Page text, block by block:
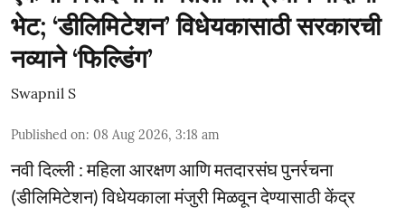
भेट; ‘डीलिमिटेशन’ विधेयकासाठी सरकारची
नव्याने ‘फिल्डिंग’
Swapnil S
Published on: 08 Aug 2026, 3:18 am
नवी दिल्ली : महिला आरक्षण आणि मतदारसंघ पुनर्रचना
(डीलिमिटेशन) विधेयकाला मंजुरी मिळवून देण्यासाठी केंद्र